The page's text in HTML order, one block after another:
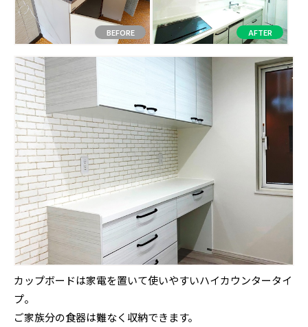
カップボードは家電を置いて使いやすいハイカウンタータイ
プ。
ご家族分の食器は難なく収納できます。